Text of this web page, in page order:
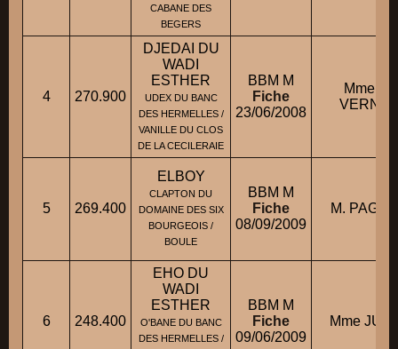
CABANE DES
BEGERS
4 270.900
DJEDAI DU
WADI
ESTHER
UDEX DU BANC
DES HERMELLES /
VANILLE DU CLOS
DE LA CECILERAIE
BBM M
Fiche
23/06/2008
Mme
5 269.400
ELBOY
CLAPTON DU
DOMAINE DES SIX
BOURGEOIS /
BOULE
BBM M
Fiche
08/09/2009
M.
6 248.400
EHO DU
WADI
ESTHER
O'BANE DU BANC
DES HERMELLES /
BBM M
Fiche
09/06/2009
Mme